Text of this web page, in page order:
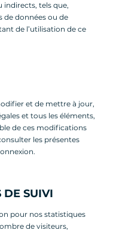
indirects, tels que,
de données ou de
de l’utilisation de ce
et de mettre à jour,
et tous les éléments,
de ces modifications
les présentes
DE SUIVI
pour nos statistiques
de visiteurs,